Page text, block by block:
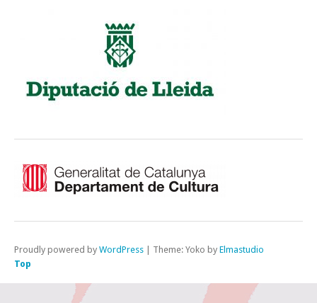
Proudly powered by WordPress | Theme: Yoko by Elmastudio
Top